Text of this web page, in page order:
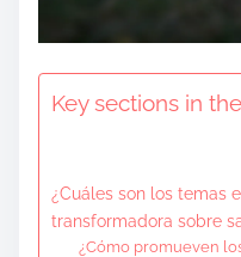
Key sections in
¿Cuáles son los temas
transformadora sobre
¿Cómo promueven